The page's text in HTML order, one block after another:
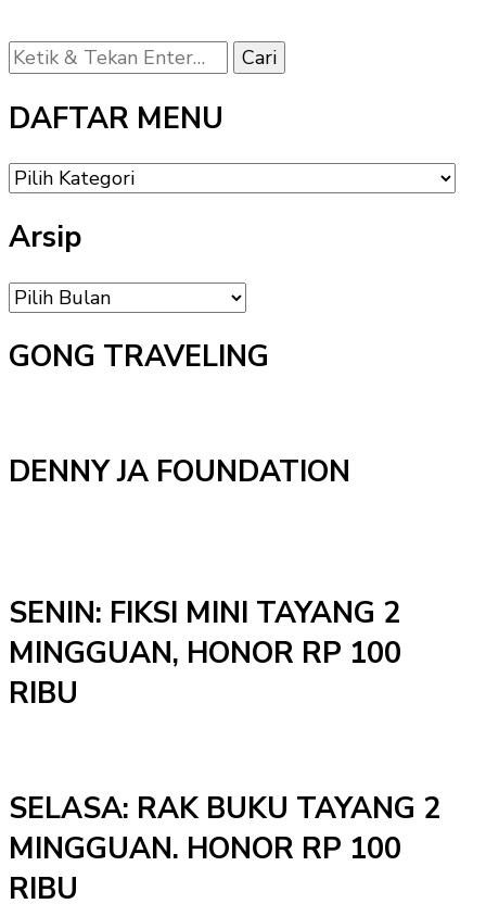
Mencari
Sesuatu?
DAFTAR MENU
DAFTAR
MENU
Arsip
Arsip
GONG TRAVELING
DENNY JA FOUNDATION
SENIN: FIKSI MINI TAYANG 2
MINGGUAN, HONOR RP 100
RIBU
SELASA: RAK BUKU TAYANG 2
MINGGUAN. HONOR RP 100
RIBU